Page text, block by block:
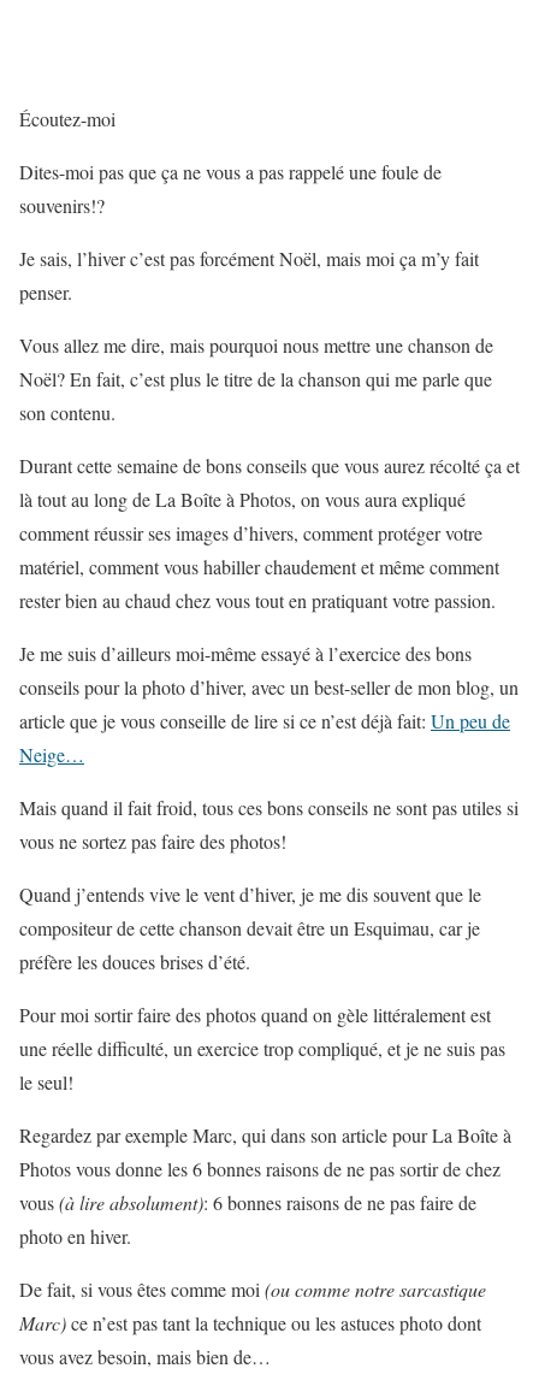
Écoutez-moi
Dites-moi pas que ça ne vous a pas rappelé une foule de
souvenirs!?
Je sais, l’hiver c’est pas forcément Noël, mais moi ça m’y fait
penser.
Vous allez me dire, mais pourquoi nous mettre une chanson de
Noël? En fait, c’est plus le titre de la chanson qui me parle que
son contenu.
Durant cette semaine de bons conseils que vous aurez récolté ça et
là tout au long de La Boîte à Photos, on vous aura expliqué
comment réussir ses images d’hivers, comment protéger votre
matériel, comment vous habiller chaudement et même comment
rester bien au chaud chez vous tout en pratiquant votre passion.
Je me suis d’ailleurs moi-même essayé à l’exercice des bons
conseils pour la photo d’hiver, avec un best-seller de mon blog, un
article que je vous conseille de lire si ce n’est déjà fait: Un peu de
Neige…
Mais quand il fait froid, tous ces bons conseils ne sont pas utiles si
vous ne sortez pas faire des photos!
Quand j’entends vive le vent d’hiver, je me dis souvent que le
compositeur de cette chanson devait être un Esquimau, car je
préfère les douces brises d’été.
Pour moi sortir faire des photos quand on gèle littéralement est
une réelle difficulté, un exercice trop compliqué, et je ne suis pas
le seul!
Regardez par exemple Marc, qui dans son article pour La Boîte à
Photos vous donne les 6 bonnes raisons de ne pas sortir de chez
vous(à lire absolument): 6 bonnes raisons de ne pas faire de
photo en hiver.
De fait, si vous êtes comme moi (ou comme notre sarcastique
Marc)ce n’est pas tant la technique ou les astuces photo dont
vous avez besoin, mais bien de…